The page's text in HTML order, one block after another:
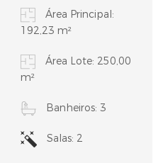
Área Principal:
192,23 m²
Área Lote: 250,00
m²
Banheiros: 3
Salas: 2